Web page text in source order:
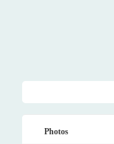
Photos